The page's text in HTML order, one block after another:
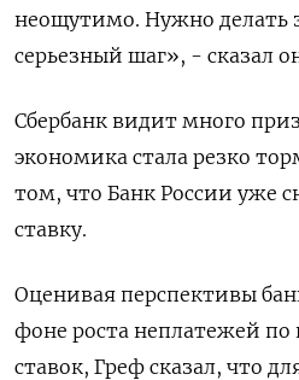
неощутимо. Нужно делать
серьезный шаг», - сказал
Сбербанк видит много
экономика стала резко
том, что Банк России уже
ставку.
Оценивая перспективы
фоне роста неплатежей
ставок, Греф сказал, что